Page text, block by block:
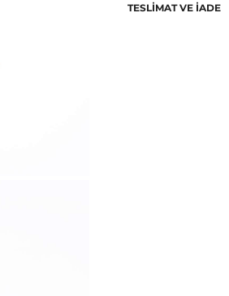
TESLIMAT VE İADE